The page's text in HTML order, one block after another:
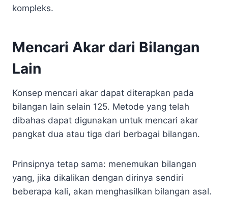
kompleks.
Mencari Akar dari Bilangan
Lain
Konsep mencari akar dapat diterapkan pada
bilangan lain selain 125. Metode yang telah
dibahas dapat digunakan untuk mencari akar
pangkat dua atau tiga dari berbagai bilangan.
Prinsipnya tetap sama: menemukan bilangan
yang, jika dikalikan dengan dirinya sendiri
beberapa kali, akan menghasilkan bilangan asal.